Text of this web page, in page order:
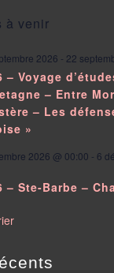
à venir
2026 - 22
– Voyage
– Entre
– Les
»
2026 @ 00:00 - 6
– Ste-Barbe –